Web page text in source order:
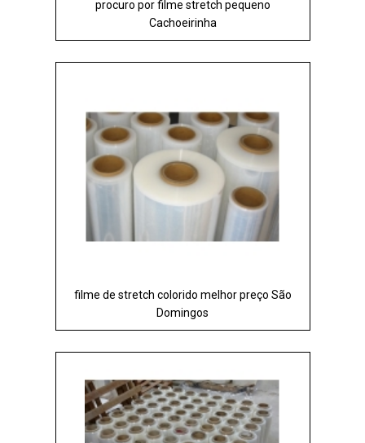
procuro por filme stretch pequeno
Cachoeirinha
filme de stretch colorido melhor preço São
Domingos